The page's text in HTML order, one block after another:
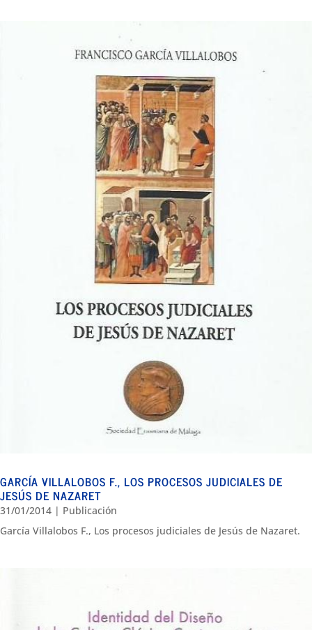
GARCÍA VILLALOBOS F., LOS PROCESOS JUDICIALES DE
JESÚS DE NAZARET
31/01/2014 | Publicación
García Villalobos F., Los procesos judiciales de Jesús de Nazaret.